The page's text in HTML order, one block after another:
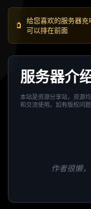
给您喜欢的服务器充
可以排在前面
服务器介
本站是资源分享站，资源
和交流使用。如有版权问
作者很懒